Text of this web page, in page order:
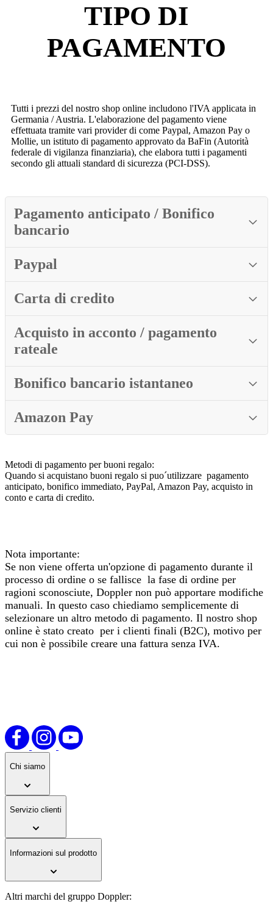
TIPO DI
PAGAMENTO
Tutti i prezzi del nostro shop online includono l'IVA applicata in
Germania / Austria. L'elaborazione del pagamento viene
effettuata tramite vari provider di come Paypal, Amazon Pay o
Mollie, un istituto di pagamento approvato da BaFin (Autorità
federale di vigilanza finanziaria), che elabora tutti i pagamenti
secondo gli attuali standard di sicurezza (PCI-DSS).
Pagamento anticipato / Bonifico
bancario
Paypal
Carta di credito
Acquisto in acconto / pagamento
rateale
Bonifico bancario istantaneo
Amazon Pay
Metodi di pagamento per buoni regalo:
Quando si acquistano buoni regalo si puo´utilizzare pagamento
anticipato, bonifico immediato, PayPal, Amazon Pay, acquisto in
conto e carta di credito.
Nota importante:
Se non viene offerta un'opzione di pagamento durante il
processo di ordine o se fallisce la fase di ordine per
ragioni sconosciute, Doppler non può apportare modifiche
manuali. In questo caso chiediamo semplicemente di
selezionare un altro metodo di pagamento. Il nostro shop
online è stato creato per i clienti finali (B2C), motivo per
cui non è possibile creare una fattura senza IVA.
Chi siamo
Servizio clienti
Informazioni sul prodotto
Altri marchi del gruppo Doppler: